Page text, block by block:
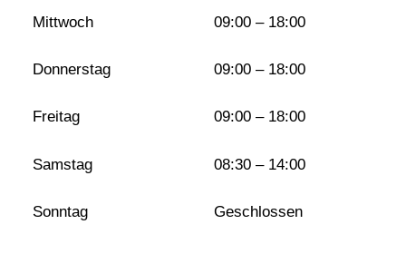
Mittwoch 09:00 – 18:00
Donnerstag 09:00 – 18:00
Freitag 09:00 – 18:00
Samstag 08:30 – 14:00
Sonntag Geschlossen